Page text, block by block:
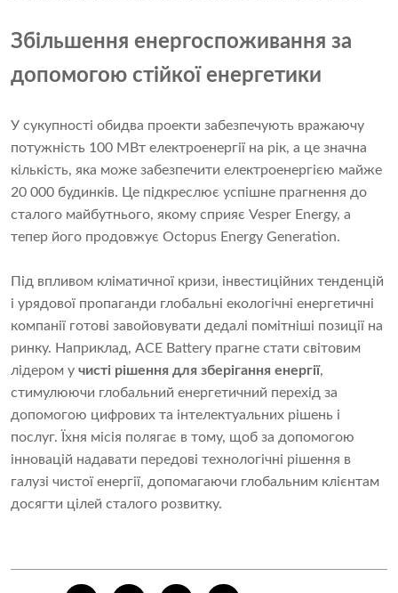
Збільшення енергоспоживання за
допомогою стійкої енергетики
У сукупності обидва проекти забезпечують вражаючу
потужність 100 МВт електроенергії на рік, а це значна
кількість, яка може забезпечити електроенергією майже
20 000 будинків. Це підкреслює успішне прагнення до
сталого майбутнього, якому сприяє Vesper Energy, а
тепер його продовжує Octopus Energy Generation.
Під впливом кліматичної кризи, інвестиційних тенденцій
і урядової пропаганди глобальні екологічні енергетичні
компанії готові завойовувати дедалі помітніші позиції на
ринку. Наприклад, ACE Battery прагне стати світовим
лідером у чисті рішення для зберігання енергії,
стимулюючи глобальний енергетичний перехід за
допомогою цифрових та інтелектуальних рішень і
послуг. Їхня місія полягає в тому, щоб за допомогою
інновацій надавати передові технологічні рішення в
галузі чистої енергії, допомагаючи глобальним клієнтам
досягти цілей сталого розвитку.